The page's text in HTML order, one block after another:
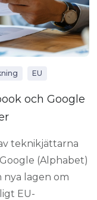
EU
och Google
teknikjättarna
(Alphabet)
lagen om
EU-